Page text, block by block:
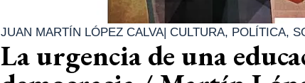
JUAN MARTÍN LÓPEZ CALVA| CULTURA, POLÍTICA,
La urgencia de una